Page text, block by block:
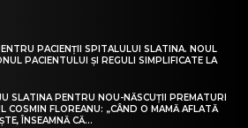
PACIENȚII SPITALULUI SLATINA. NOUL
PACIENTULUI ȘI REGULI SIMPLIFICATE LA
SLATINA PENTRU NOU-NĂSCUȚII PREMATURI
COSMIN FLOREANU: „CÂND O MAMĂ AFLATĂ
ÎNSEAMNĂ CĂ...